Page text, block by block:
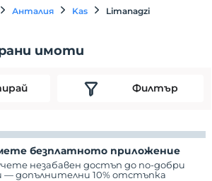
Анталия Kas Limanagzi
имоти
Филтър
безплатното приложение
незабавен достъп до по-добри
— допълнителни 10% отстъпка